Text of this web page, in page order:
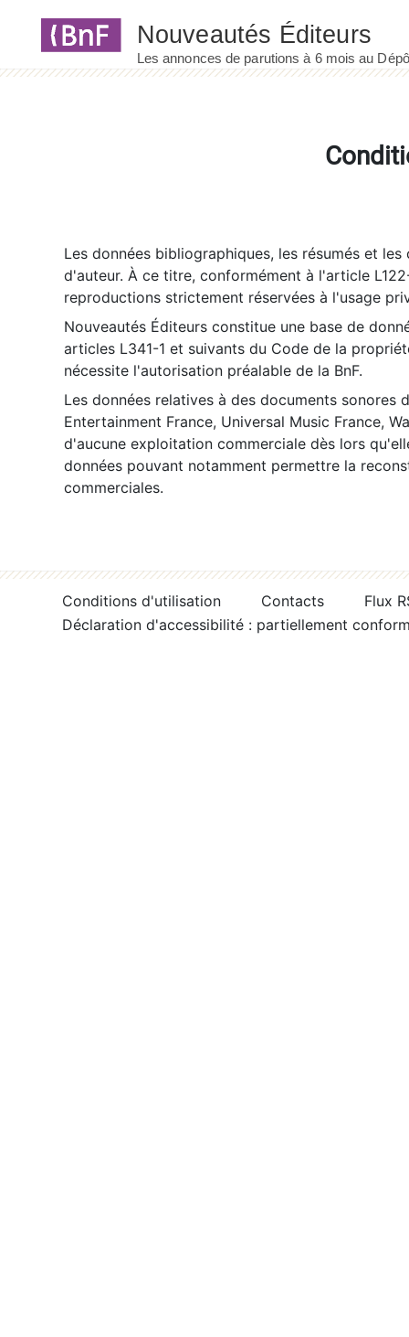
Les données bibliographiques, les résumés et
d'auteur. À ce titre, conformément à l'article
reproductions strictement réservées à l'usage
Nouveautés Éditeurs constitue une base de
articles L341-1 et suivants du Code de la
nécessite l'autorisation préalable de la BnF.
Les données relatives à des documents sonores
Entertainment France, Universal Music France,
d'aucune exploitation commerciale dès lors
données pouvant notamment permettre la
commerciales.
Conditions d'utilisation Contacts
Flux
Déclaration d'accessibilité : partiellement